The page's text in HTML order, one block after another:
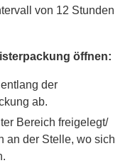
von 12 Stunden
öffnen:
der
ab.
Bereich freigelegt/
an der Stelle, wo sich